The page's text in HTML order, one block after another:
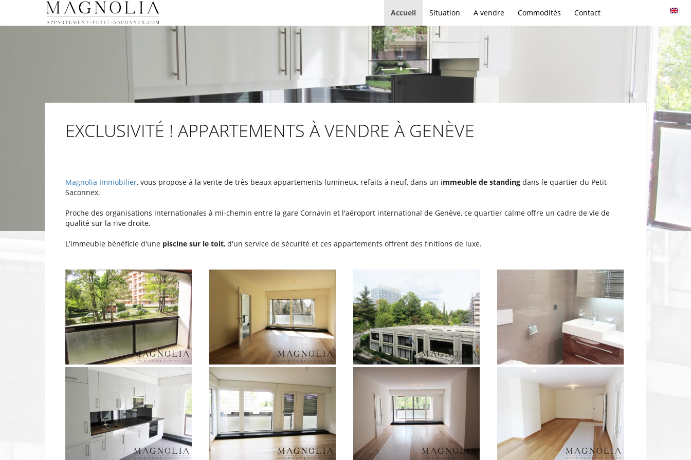
Accueil Situation A vendre Commodités Contact
EXCLUSIVITÉ ! APPARTEMENTS À VENDRE À GENÈVE
Magnolia Immobilier, vous propose à la vente de très beaux appartements lumineux, refaits à neuf, dans un immeuble de standing dans le quartier du Petit-
Saconnex.
Proche des organisations internationales à mi-chemin entre la gare Cornavin et l'aéroport international de Genève, ce quartier calme offre un cadre de vie de
qualité sur la rive droite.
L'immeuble bénéficie d'une piscine sur le toit, d'un service de sécurité et ces appartements offrent des finitions de luxe.